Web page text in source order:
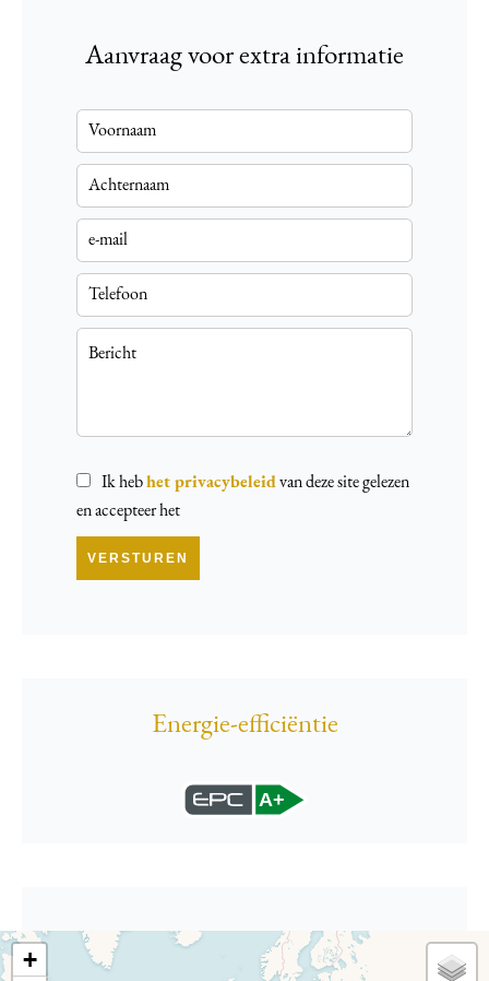
Aanvraag voor extra informatie
Ik hebhet privacybeleidvan deze site gelezen
en accepteer het
VERSTUREN
Energie-efficiëntie
A+
+